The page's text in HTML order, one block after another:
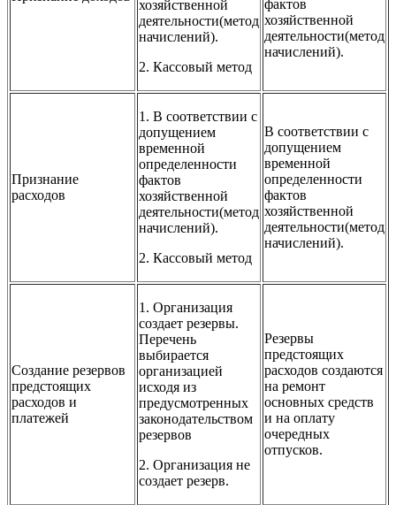
хозяйственной
деятельности(метод
начислений).
2. Кассовый метод
фактов
хозяйственной
деятельности(метод
начислений).
Признание
расходов
1. В соответствии с
допущением
временной
определенности
фактов
хозяйственной
деятельности(метод
начислений).
2. Кассовый метод
В соответствии с
допущением
временной
определенности
фактов
хозяйственной
деятельности(метод
начислений).
Создание резервов
предстоящих
расходов и
платежей
1. Организация
создает резервы.
Перечень
выбирается
организацией
исходя из
предусмотренных
законодательством
резервов
2. Организация не
создает резерв.
Резервы
предстоящих
расходов создаются
на ремонт
основных средств
и на оплату
очередных
отпусков.